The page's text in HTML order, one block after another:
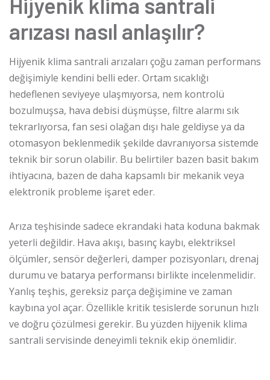
arızası nasıl anlaşılır?
Hijyenik klima santrali arızaları çoğu zaman performans
değişimiyle kendini belli eder. Ortam sıcaklığı
hedeflenen seviyeye ulaşmıyorsa, nem kontrolü
bozulmuşsa, hava debisi düşmüşse, filtre alarmı sık
tekrarlıyorsa, fan sesi olağan dışı hale geldiyse ya da
otomasyon beklenmedik şekilde davranıyorsa sistemde
teknik bir sorun olabilir. Bu belirtiler bazen basit bakım
ihtiyacına, bazen de daha kapsamlı bir mekanik veya
elektronik probleme işaret eder.
Arıza teşhisinde sadece ekrandaki hata koduna bakmak
yeterli değildir. Hava akışı, basınç kaybı, elektriksel
ölçümler, sensör değerleri, damper pozisyonları, drenaj
durumu ve batarya performansı birlikte incelenmelidir.
Yanlış teşhis, gereksiz parça değişimine ve zaman
kaybına yol açar. Özellikle kritik tesislerde sorunun hızlı
ve doğru çözülmesi gerekir. Bu yüzden hijyenik klima
santrali servisinde deneyimli teknik ekip önemlidir.